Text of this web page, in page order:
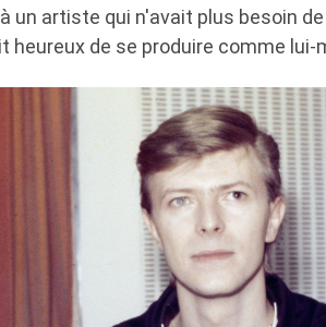
un artiste qui n'avait plus besoin
heureux de se produire comme lui-